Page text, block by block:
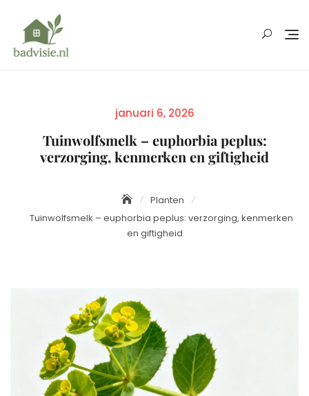
content
Posted
januari 6, 2026
Tuinwolfsmelk – euphorbia peplus:
verzorging, kenmerken en giftigheid
Planten
Tuinwolfsmelk – euphorbia peplus: verzorging, kenmerken
en giftigheid